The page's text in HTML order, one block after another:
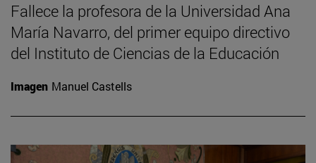
Fallece la profesora de la Universidad Ana
María Navarro, del primer equipo directivo
del Instituto de Ciencias de la Educación
Imagen Manuel Castells